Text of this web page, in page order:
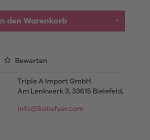
In den Warenkorb
Bewerten
Triple A Import GmbH
Am Lenkwerk 3, 33615 Bielefeld,
info@Satisfyer.com